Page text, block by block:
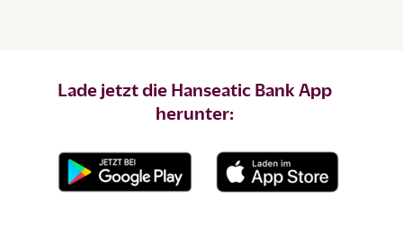
Lade jetzt die Hanseatic Bank App
herunter: